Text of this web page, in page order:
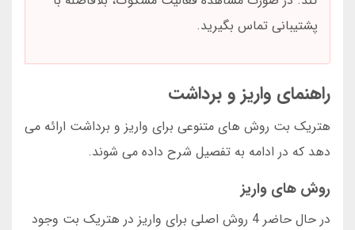
پشتیبانی تماس بگیرید.
راهنمای واریز و برداشت
هتریک بت روش های متنوعی برای واریز و برداشت ارائه می
دهد که در ادامه به تفصیل شرح داده می شوند.
روش های واریز
در حال حاضر 4 روش اصلی برای واریز در هتریک بت وجود